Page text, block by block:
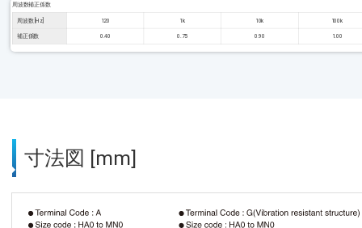
周波数補正係数
周波数 [Hz] 120 1k 10k 100k
補正係数 0.40 0.75 0.90 1.00
寸法図 [mm]